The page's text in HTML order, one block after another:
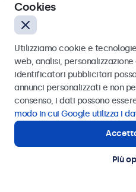
Pannello multi-touch Full HD
Connessioni: HDMI,
Montaggio: scrivania,
Dimensioni esterne: 481 x
€ 569,00
€ 694,18 IVA incl.
Oppure chiamaci
Contatta i nostri esperti
Cookies
Utilizziamo cookie e
web, analisi,
identificatori pubblicitari
annunci personalizzati e non
consenso, i dati possono
modo in cui Google utilizza i
Più